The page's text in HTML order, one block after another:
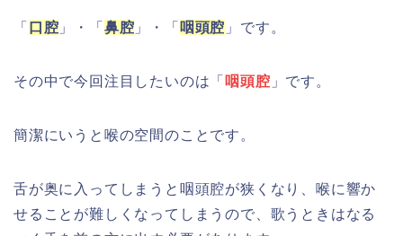
「 口腔 」・「 鼻腔 」・「 咽頭腔 」です。
その中で今回注目したいのは「 咽頭腔 」です。
簡潔にいうと喉の空間のことです。
舌が奥に入ってしまうと咽頭腔が狭くなり、喉に響か
せることが難しくなってしまうので、歌うときはなる